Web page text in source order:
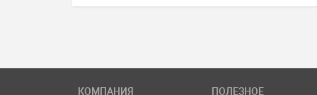
КОМПАНИЯ ПОЛЕЗНОЕ